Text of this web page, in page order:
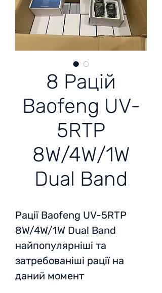
8 Рацій
Baofeng UV-
5RTP
8W/4W/1W
Dual Band
Рації Baofeng UV-5RTP
8W/4W/1W Dual Band
найпопулярніші та
затребованіші рації на
даний момент